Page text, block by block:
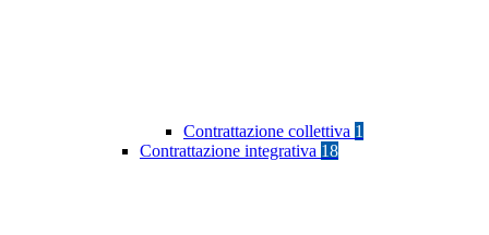
Contrattazione collettiva 1
Contrattazione integrativa 18